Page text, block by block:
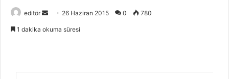
editör
Bir
26 Haziran 2015 0 780
1 dakika okuma süresi